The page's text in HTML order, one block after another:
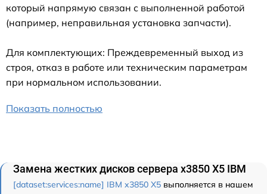
который напрямую связан с выполненной работой
(например, неправильная установка запчасти).
Для комплектующих: Преждевременный выход из
строя, отказ в работе или техническим параметрам
при нормальном использовании.
Показать полностью
Замена жестких дисков сервера x3850 X5 IBM
[dataset:services:name] IBM x3850 X5 выполняется в нашем